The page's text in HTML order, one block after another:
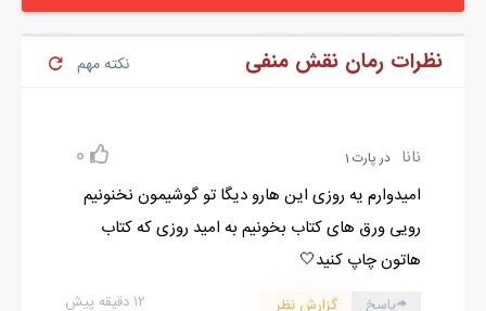
نظرات رمان نقش منفی نکته مهم
نانا در پارت 1 0
امیدوارم یه روزی این هارو دیگا تو گوشیمون نخنونیم
رویی ورق های کتاب بخونیم به امید روزی که کتاب
هاتون چاپ کنید🤍
۱۲ دقیقه پیش پاسخ گزارش نظر